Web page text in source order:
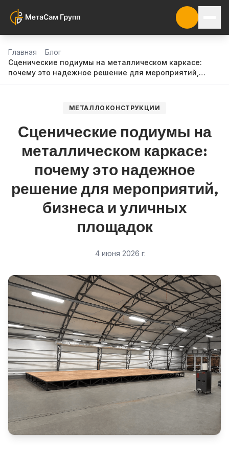
Главная
Блог
Сценические подиумы на металлическом каркасе:
почему это надежное решение для мероприятий,
МЕТАЛЛОКОНСТРУКЦИИ
Сценические подиумы на
металлическом каркасе:
почему это надежное
решение для мероприятий,
бизнеса и уличных
площадок
4 июня 2026 г.